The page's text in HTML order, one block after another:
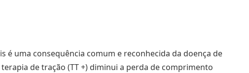
é uma consequência comum e reconhecida da doença de
de tração (TT +) diminui a perda de comprimento